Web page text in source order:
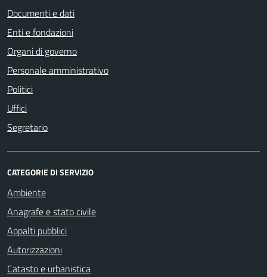
Documenti e dati
Enti e fondazioni
Organi di governo
Personale amministrativo
Politici
Uffici
Segretario
CATEGORIE DI SERVIZIO
Ambiente
Anagrafe e stato civile
Appalti pubblici
Autorizzazioni
Catasto e urbanistica